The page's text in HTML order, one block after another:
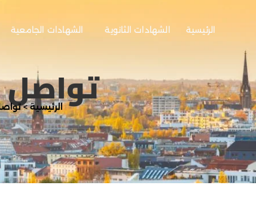
الرئيسية الشهادات الثانوية الشهادات الجامعية
تواصل
الرئيسية >